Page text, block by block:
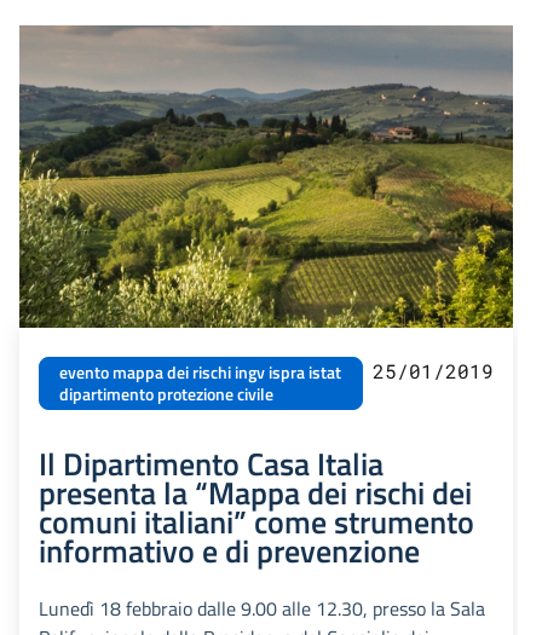
evento mappa dei rischi ingv ispra istat
dipartimento protezione civile
25/01/2019
Il Dipartimento Casa Italia
presenta la “Mappa dei rischi dei
comuni italiani” come strumento
informativo e di prevenzione
Lunedì 18 febbraio dalle 9.00 alle 12.30, presso la Sala